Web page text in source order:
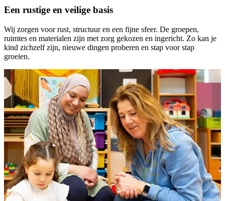
Een rustige en veilige basis
Wij zorgen voor rust, structuur en een fijne sfeer. De groepen,
ruimtes en materialen zijn met zorg gekozen en ingericht. Zo kan je
kind zichzelf zijn, nieuwe dingen proberen en stap voor stap
groeien.